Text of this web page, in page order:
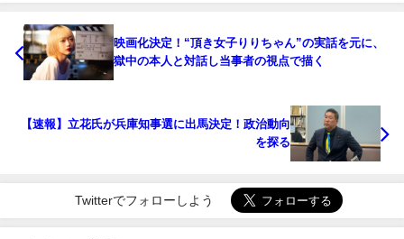
映画化決定！“頂き女子りりちゃん”の実話を元に、
獄中の本人と対話し当事者の視点で描く
【速報】立花氏が兵庫知事選に出馬決定！政治動向
を探る
Twitterでフォローしよう